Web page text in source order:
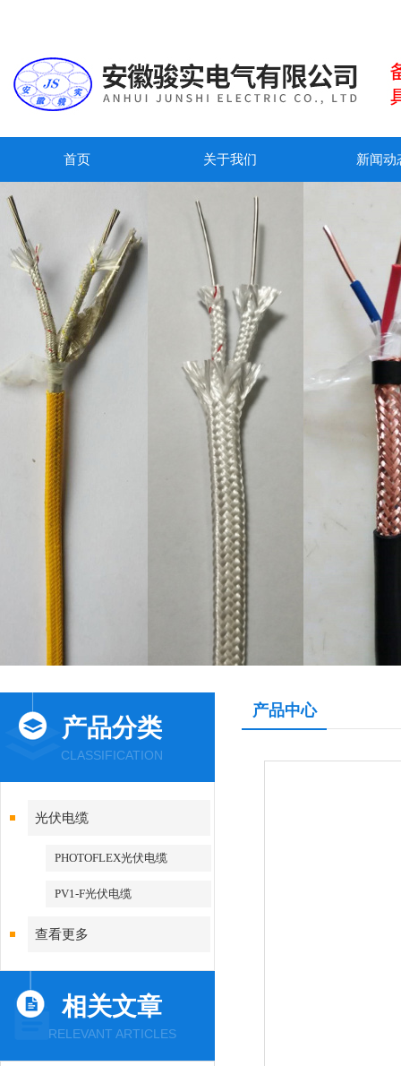
首页 关于我们 新闻动
产品分类
CLASSIFICATION
光伏电缆
PHOTOFLEX光伏电缆
PV1-F光伏电缆
查看更多
相关文章
RELEVANT ARTICLES
产品中心